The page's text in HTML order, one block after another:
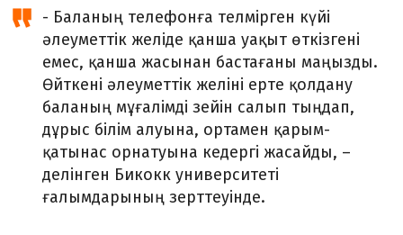
- Баланың телефонға телмірген күйі
әлеуметтік желіде қанша уақыт өткізгені
емес, қанша жасынан бастағаны маңызды.
Өйткені әлеуметтік желіні ерте қолдану
баланың мұғалімді зейін салып тыңдап,
дұрыс білім алуына, ортамен қарым-
қатынас орнатуына кедергі жасайды, –
делінген Бикокк университеті
ғалымдарының зерттеуінде.